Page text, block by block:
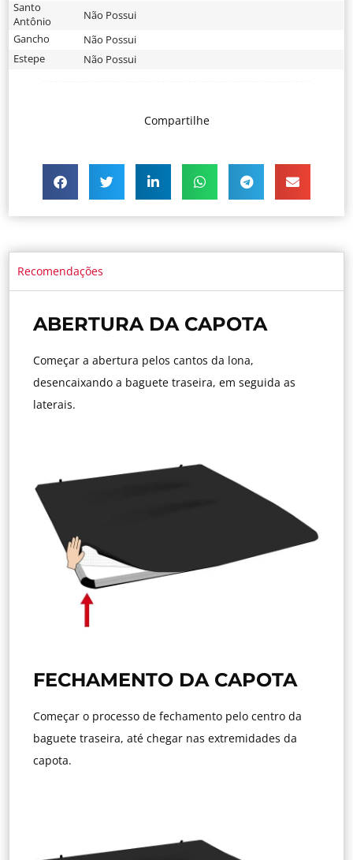
Santo
Antônio
Não Possui
Gancho
Não Possui
Estepe
Não Possui
Compartilhe
Recomendações
ABERTURA DA CAPOTA
Começar a abertura pelos cantos da lona,
desencaixando a baguete traseira, em seguida as
laterais.
FECHAMENTO DA CAPOTA
Começar o processo de fechamento pelo centro da
baguete traseira, até chegar nas extremidades da
capota.